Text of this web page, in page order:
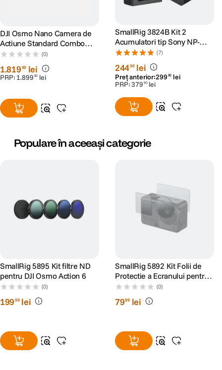
DJI Osmo Nano Camera de
Actiune Standard Combo
128GB
(0)
1.81990 lei
PRP: 1.899 90 lei
SmallRig 3824B Kit 2
Acumulatori tip Sony NP-
FZ100 si Incarcator
(7)
24490 lei
Preț anterior:299 90 lei
PRP:379 90 lei
Populare în aceeași categorie
SmallRig 5895 Kit filtre ND
pentru DJI Osmo Action 6
(0)
19999 lei
SmallRig 5892 Kit Folii de
Protectie a Ecranului pentru
DJI Osmo Action 6
(0)
7999 lei